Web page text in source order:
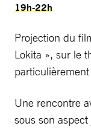
19h-22h
Projection du
Lokita », sur le
Une rencontre
sous son